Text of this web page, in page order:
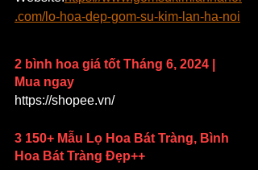
.com/lo-hoa-dep-gom-su-kim-lan-ha-noi
2 bình hoa giá tốt Tháng 6, 2024 |
Mua ngay
https://shopee.vn/
3 150+ Mẫu Lọ Hoa Bát Tràng, Bình
Hoa Bát Tràng Đẹp++